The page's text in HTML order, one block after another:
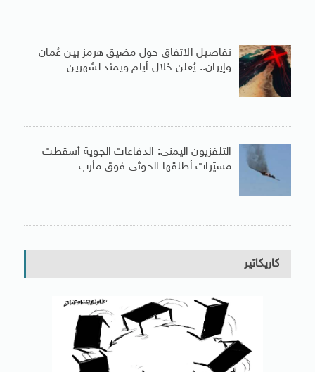
تفاصيل الاتفاق حول مضيق هرمز بين عُمان
وإيران.. يُعلن خلال أيام ويمتد لشهرين
التلفزيون اليمنى: الدفاعات الجوية أسقطت
مسيّرات أطلقها الحوثى فوق مأرب
كاريكاتير